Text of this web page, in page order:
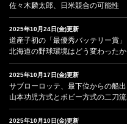
佐々木麟太郎、日米競合の可能性
2025年10月24日(金)更新
道産子初の「最優秀バッテリー賞」
北海道の野球環境はどう変わったか
2025年10月17日(金)更新
サブローロッテ、最下位からの船出
山本功児方式とボビー方式の二刀流
2025年10月10日(金)更新